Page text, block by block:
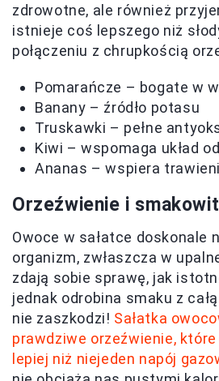
zdrowotne, ale również
istnieje coś lepszego niż
połączeniu z chrupkością
Pomarańcze – bogate w
Banany – źródło potasu
Truskawki – pełne
Kiwi – wspomaga układ
Ananas – wspiera
Orzeźwienie i
Owoce w sałatce doskonale
organizm, zwłaszcza w
zdają sobie sprawę, jak
jednak odrobina smaku z
nie zaszkodzi! Sałatka
prawdziwe orzeźwienie,
lepiej niż niejeden napój